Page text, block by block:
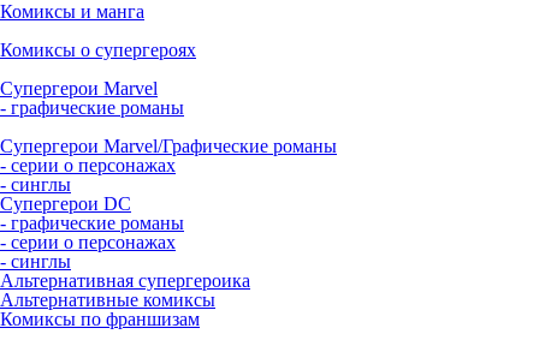
Комиксы и манга
Комиксы о супергероях
Супергерои Marvel
- графические романы
Супергерои Marvel/Графические романы
- серии о персонажах
- синглы
Супергерои DC
- графические романы
- серии о персонажах
- синглы
Альтернативная супергероика
Альтернативные комиксы
Комиксы по франшизам